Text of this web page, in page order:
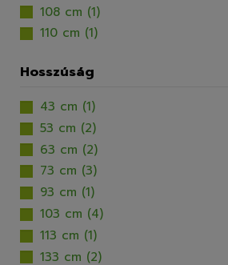
108 cm (1)
110 cm (1)
Hosszúság
43 cm (1)
53 cm (2)
63 cm (2)
73 cm (3)
93 cm (1)
103 cm (4)
113 cm (1)
133 cm (2)